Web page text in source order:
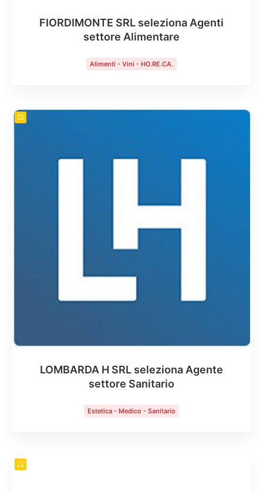
FIORDIMONTE SRL seleziona Agenti
settore Alimentare
Alimenti - Vini - HO.RE.CA.
LOMBARDA H SRL seleziona Agente
settore Sanitario
Estetica - Medico - Sanitario